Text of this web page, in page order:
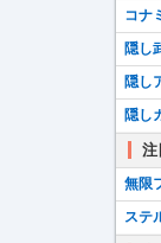
コナ
隠し
隠し
隠し
注
無限
ステ